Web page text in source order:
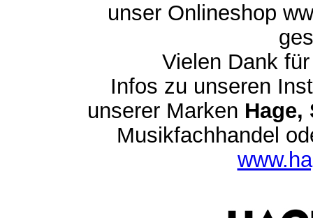
unser Onlineshop
Vielen Dank
Infos zu unseren
unserer Marken Hage,
Musikfachhandel